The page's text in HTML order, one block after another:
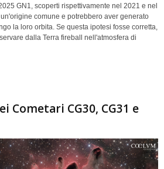
GN1, scoperti rispettivamente nel 2021 e nel
comune e potrebbero aver generato
la loro orbita. Se questa ipotesi fosse corretta,
dalla Terra fireball nell'atmosfera di
Cometari CG30, CG31 e